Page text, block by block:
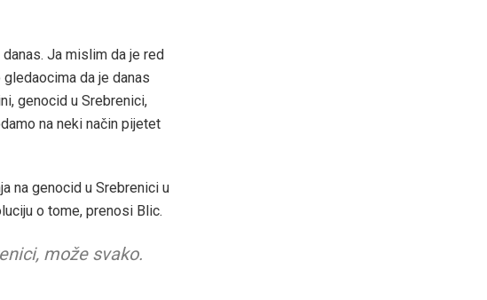
Ja mislim da je red
da je danas
genocid u Srebrenici,
na neki način pijetet
na genocid u Srebrenici u
o tome, prenosi Blic.
može svako.